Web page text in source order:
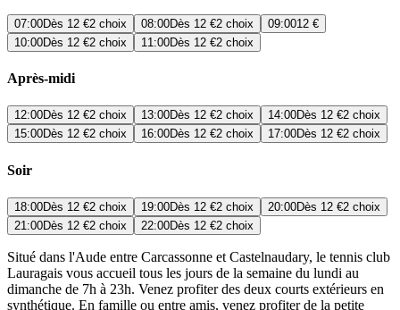
07:00Dès 12 €2 choix 08:00Dès 12 €2 choix 09:0012 €
10:00Dès 12 €2 choix 11:00Dès 12 €2 choix
Après-midi
12:00Dès 12 €2 choix 13:00Dès 12 €2 choix 14:00Dès 12 €2 choix
15:00Dès 12 €2 choix 16:00Dès 12 €2 choix 17:00Dès 12 €2 choix
Soir
18:00Dès 12 €2 choix 19:00Dès 12 €2 choix 20:00Dès 12 €2 choix
21:00Dès 12 €2 choix 22:00Dès 12 €2 choix
Situé dans l'Aude entre Carcassonne et Castelnaudary, le tennis club
Lauragais vous accueil tous les jours de la semaine du lundi au
dimanche de 7h à 23h. Venez profiter des deux courts extérieurs en
synthétique. En famille ou entre amis, venez profiter de la petite